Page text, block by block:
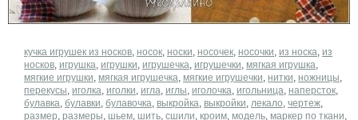
кучка игрушек из носков, носок, носки, носочек, носочки, из носка, из
носков, игрушка, игрушки, игрушечка, игрушечки, мягкая игрушка,
мягкие игрушки, мягкая игрушечка, мягкие игрушечки, нитки, ножницы,
перекусы, иголка, иголки, игла, иглы, иголочка, игольница, наперсток,
булавка, булавки, булавочка, выкройка, выкройки, лекало, чертеж,
размер, размеры, шьем, шить, сшили, кроим, модель, маркер по ткани,